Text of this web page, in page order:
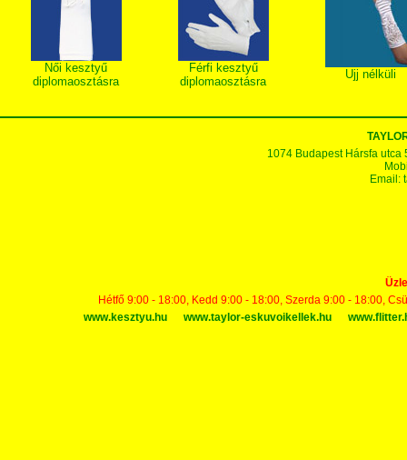
Női kesztyű
diplomaosztásra
Férfi kesztyű
diplomaosztásra
Ujj nélküli
1074 Budapest Hársfa utca
Email:
Hétfő 9:00 - 18:00, Kedd 9:00 - 18:00, Szerda 9:00 - 18:00,
www.kesztyu.hu
www.taylor-eskuvoikellek.hu